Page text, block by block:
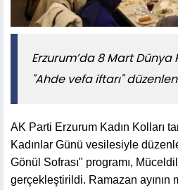
Erzurum’da 8 Mart Dünya
"Ahde vefa iftarı"
AK Parti Erzurum Kadın Kolları
Kadınlar Günü vesilesiyle
Gönül Sofrası" programı,
gerçekleştirildi. Ramazan ayının